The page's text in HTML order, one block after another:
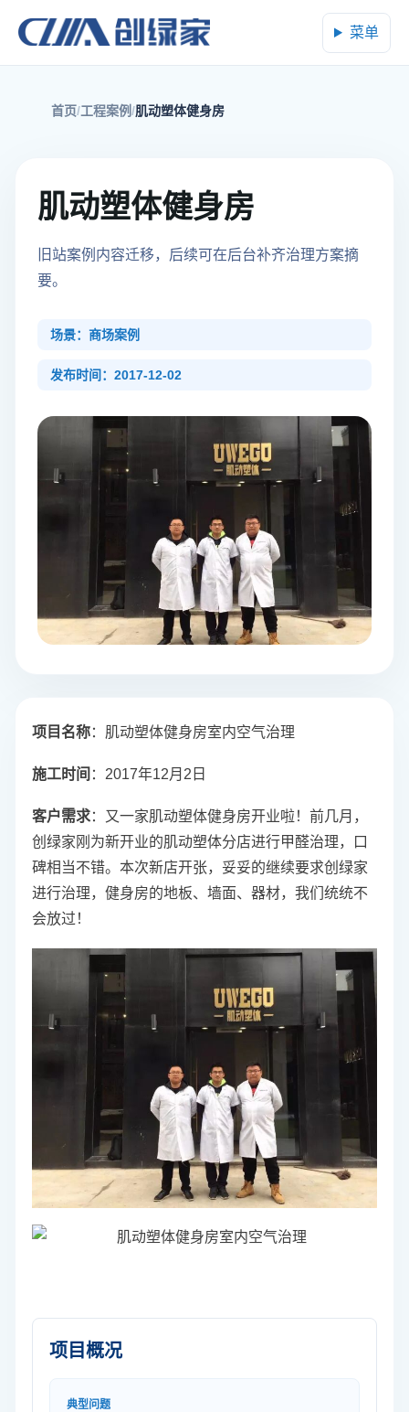
菜单
首页 工程案例 肌动塑体健身房
肌动塑体健身房
旧站案例内容迁移，后续可在后台补齐治理方案摘
要。
场景：商场案例
发布时间：2017-12-02
项目名称：肌动塑体健身房室内空气治理
施工时间 ：2017年12月2日
客户需求：又一家肌动塑体健身房开业啦！前几月，
创绿家刚为新开业的肌动塑体分店进行甲醛治理，口
碑相当不错。本次新店开张，妥妥的继续要求创绿家
进行治理，健身房的地板、墙面、器材，我们统统不
会放过！
项目概况
典型问题